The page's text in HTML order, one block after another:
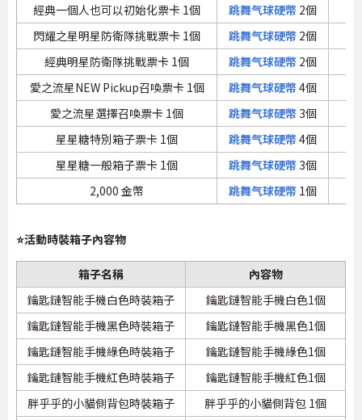
經典一個人也可以初始化票卡 1個
跳舞气球硬幣 2個
閃耀之星明星防衛隊挑戰票卡 1個
跳舞气球硬幣 2個
經典明星防衛隊挑戰票卡 1個
跳舞气球硬幣 2個
愛之流星NEW Pickup召喚票卡 1個
跳舞气球硬幣4個
愛之流星選擇召喚票卡 1個
跳舞气球硬幣 3個
星星糖特別箱子票卡 1個
跳舞气球硬幣4個
星星糖一般箱子票卡 1個
跳舞气球硬幣 3個
2,000 金幣
跳舞气球硬幣 1個
⭐活動時裝箱子內容物
箱子名稱
內容物
鑰匙鏈智能手機白色時裝箱子
鑰匙鏈智能手機白色1個
鑰匙鏈智能手機黑色時裝箱子
鑰匙鏈智能手機黑色1個
鑰匙鏈智能手機綠色時裝箱子
鑰匙鏈智能手機綠色1個
鑰匙鏈智能手機紅色時裝箱子
鑰匙鏈智能手機紅色1個
胖乎乎的小貓側背包時裝箱子
胖乎乎的小貓側背包 1個